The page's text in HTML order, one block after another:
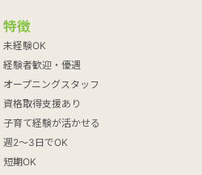
特徴
未経験OK
経験者歓迎・優遇
オープニングスタッフ
資格取得支援あり
子育て経験が活かせる
週2～3日でOK
短期OK